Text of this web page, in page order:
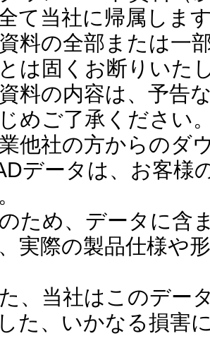
て当社に帰属しま
料の全部または一
は固くお断りいた
料の内容は、予告
めご了承ください
他社の方からのダ
データは、お客様
ため、データに含
実際の製品仕様や
、当社はこのデー
た、いかなる損害